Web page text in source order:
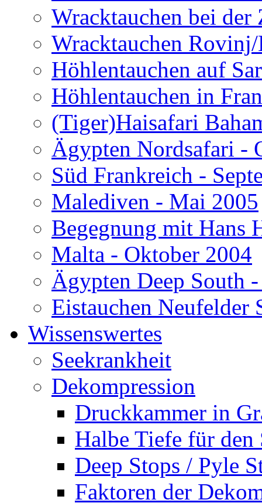
Wracktauchen bei der
Wracktauchen
Höhlentauchen auf
Höhlentauchen in
(Tiger)Haisafari
Ägypten Nordsafari -
Süd Frankreich -
Malediven - Mai 2005
Begegnung mit Hans
Malta - Oktober 2004
Ägypten Deep South
Eistauchen Neufelder
Wissenswertes
Seekrankheit
Dekompression
Druckkammer in
Halbe Tiefe für den
Deep Stops / Pyle
Faktoren der